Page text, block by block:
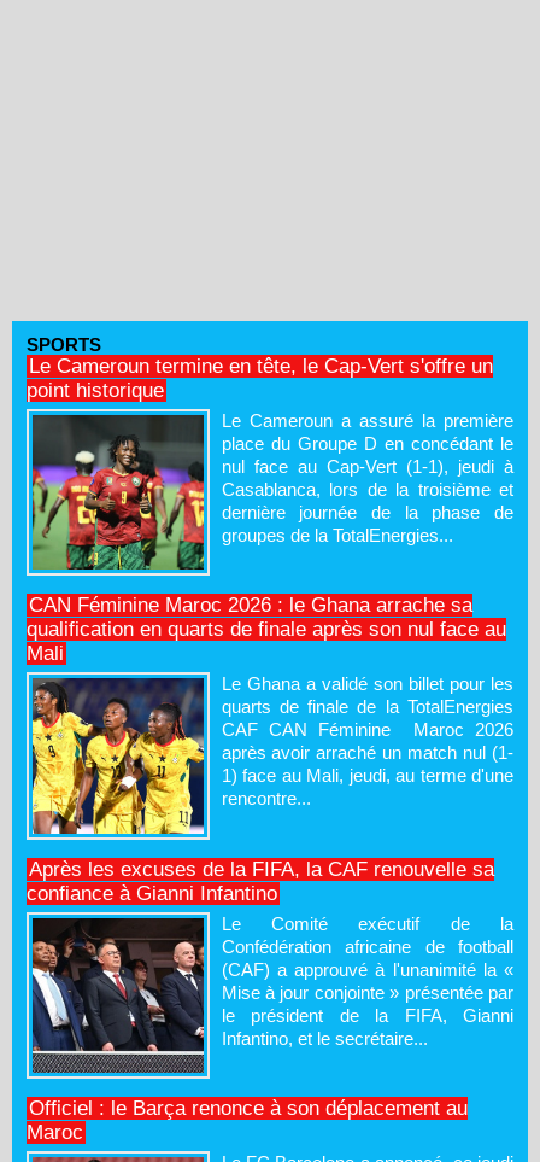
SPORTS
Le Cameroun termine en tête, le Cap-Vert s'offre un
point historique
Le Cameroun a assuré la première
place du Groupe D en concédant le
nul face au Cap-Vert (1-1), jeudi à
Casablanca, lors de la troisième et
dernière journée de la phase de
groupes de la TotalEnergies...
CAN Féminine Maroc 2026 : le Ghana arrache sa
qualification en quarts de finale après son nul face au
Mali
Le Ghana a validé son billet pour les
quarts de finale de la TotalEnergies
CAF CAN Féminine Maroc 2026
après avoir arraché un match nul (1-
1) face au Mali, jeudi, au terme d'une
rencontre...
Après les excuses de la FIFA, la CAF renouvelle sa
confiance à Gianni Infantino
Le Comité exécutif de la
Confédération africaine de football
(CAF) a approuvé à l'unanimité la «
Mise à jour conjointe » présentée par
le président de la FIFA, Gianni
Infantino, et le secrétaire...
Officiel : le Barça renonce à son déplacement au
Maroc